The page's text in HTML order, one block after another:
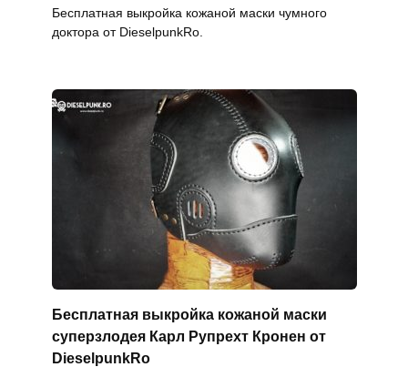
Бесплатная выкройка кожаной маски чумного
доктора от DieselpunkRo.
Бесплатная выкройка кожаной маски
суперзлодея Карл Рупрехт Кронен от
DieselpunkRo